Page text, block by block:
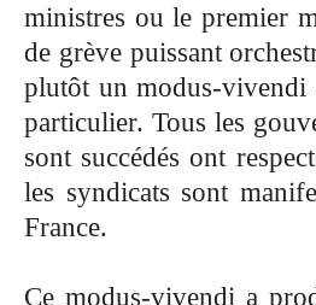
ministres ou le premier
de grève puissant
plutôt un modus-vivendi
particulier. Tous les
sont succédés ont
les syndicats sont
France.
Ce modus-vivendi a